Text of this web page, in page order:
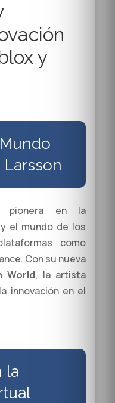
y
pionera en la
el mundo de los
como
Con su nueva
World, la artista
innovación en el
la